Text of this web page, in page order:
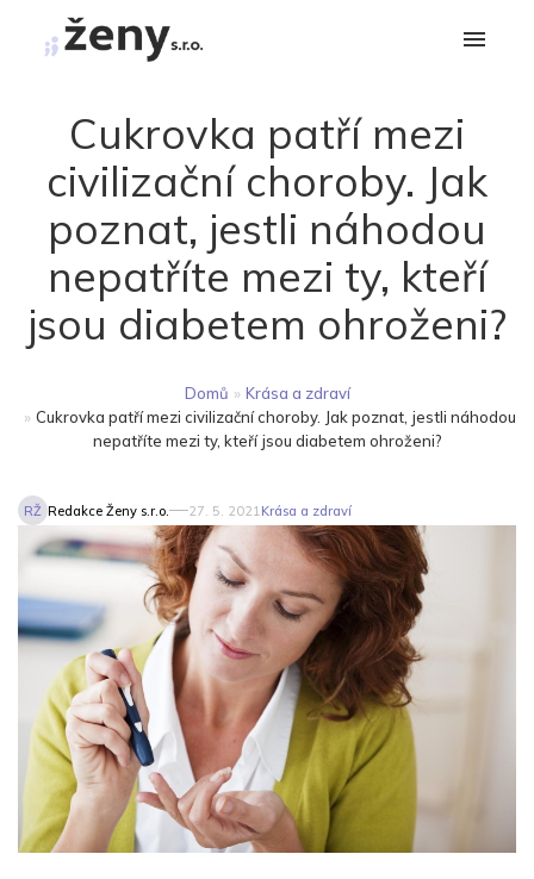
Cukrovka patří mezi
civilizační choroby. Jak
poznat, jestli náhodou
nepatříte mezi ty, kteří
jsou diabetem ohroženi?
Domů » Krása a zdraví
» Cukrovka patří mezi civilizační choroby. Jak poznat, jestli náhodou
nepatříte mezi ty, kteří jsou diabetem ohroženi?
RŽ Redakce Ženy s.r.o. 27. 5. 2021 Krása a zdraví